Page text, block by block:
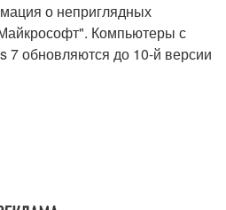
о неприглядных
Компьютеры с
7 обновляются до 10-й версии